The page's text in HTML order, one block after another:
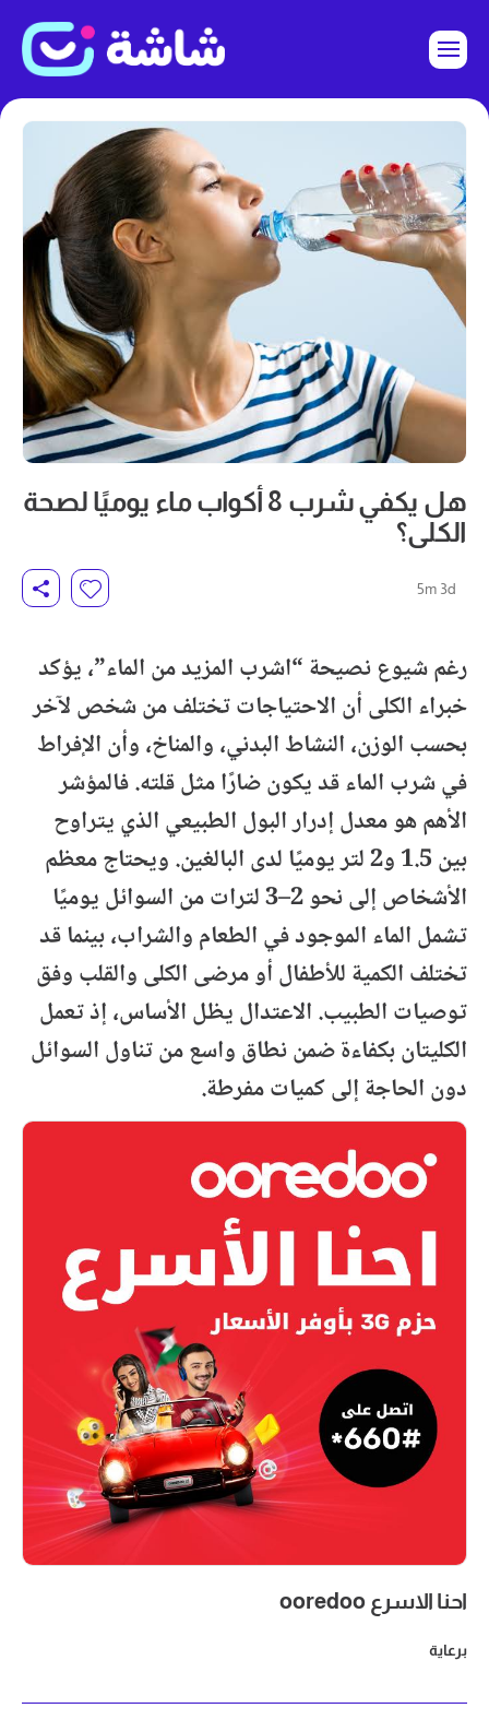
هل يكفي شرب 8 أكواب ماء يوميًا لصحة
الكلى؟
5m 3d
رغم شيوع نصيحة “اشرب المزيد من الماء”، يؤكد
خبراء الكلى أن الاحتياجات تختلف من شخص لآخر
بحسب الوزن، النشاط البدني، والمناخ، وأن الإفراط
في شرب الماء قد يكون ضارًا مثل قلته. فالمؤشر
الأهم هو معدل إدرار البول الطبيعي الذي يتراوح
بين 1.5 و2 لتر يوميًا لدى البالغين. ويحتاج معظم
الأشخاص إلى نحو 2–3 لترات من السوائل يوميًا
تشمل الماء الموجود في الطعام والشراب، بينما قد
تختلف الكمية للأطفال أو مرضى الكلى والقلب وفق
توصيات الطبيب. الاعتدال يظل الأساس، إذ تعمل
الكليتان بكفاءة ضمن نطاق واسع من تناول السوائل
دون الحاجة إلى كميات مفرطة.
احنا الاسرع ooredoo
برعاية